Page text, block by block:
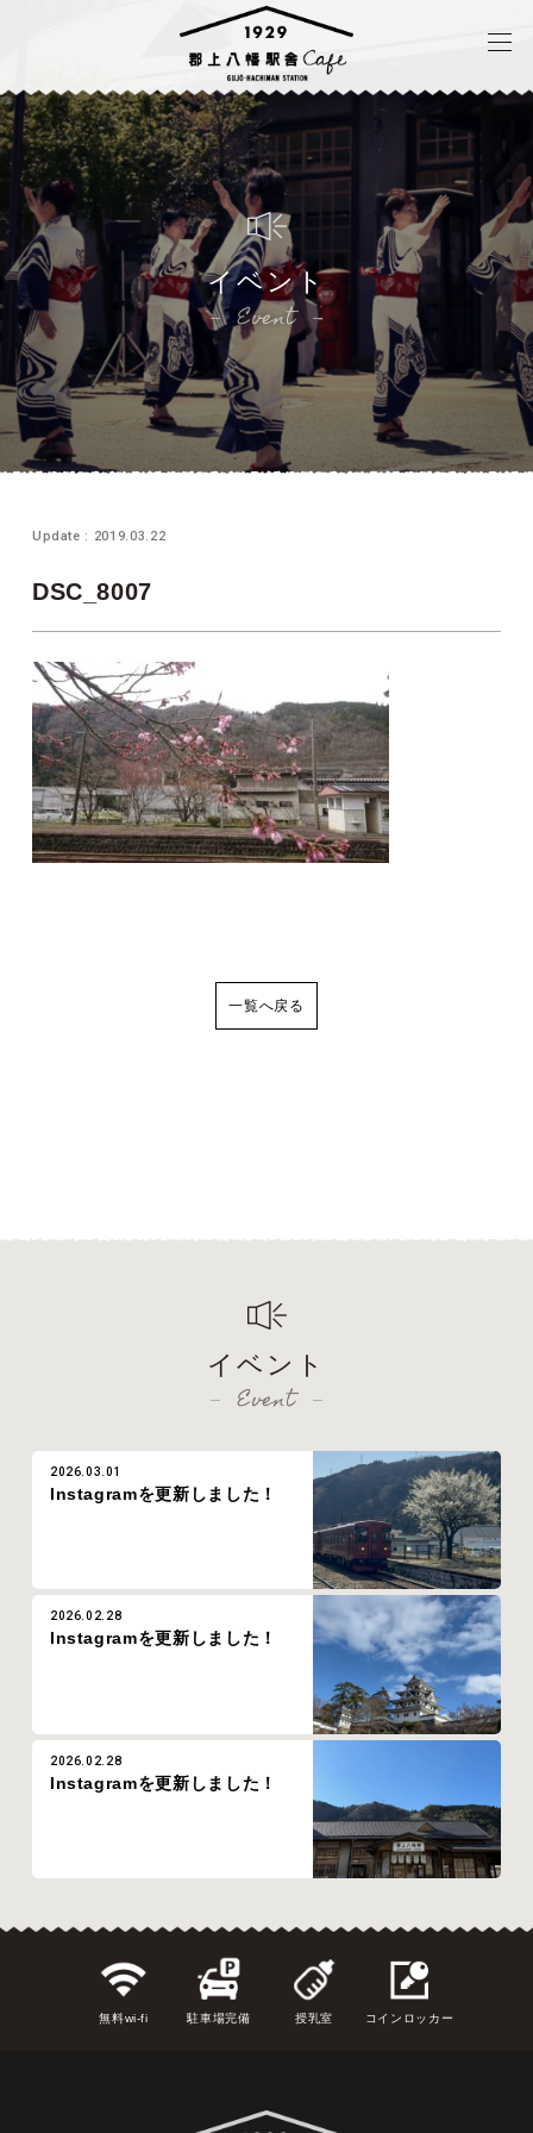
イベント
Event
Update : 2019.03.22
DSC_8007
一覧へ戻る
イベント
Event
2026.03.01
Instagramを更新しました！
2026.02.28
Instagramを更新しました！
2026.02.28
Instagramを更新しました！
無料wi-fi 駐車場完備 授乳室 コインロッカー